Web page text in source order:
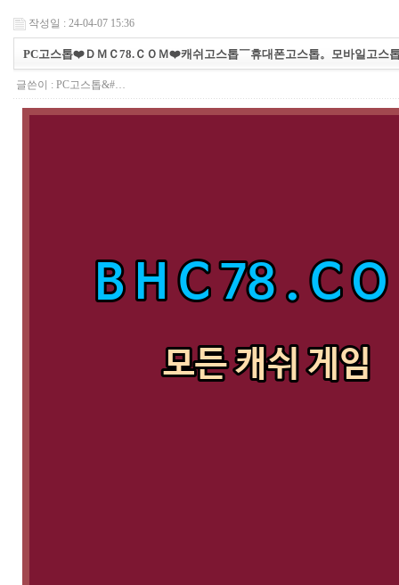
작성일 : 24-04-07 15:36
PC고스톱❤️ＤＭＣ78.ＣＯＭ❤️캐쉬고스톱￣휴대폰고스톱。모바일고스
글쓴이 : PC고스톱&#…